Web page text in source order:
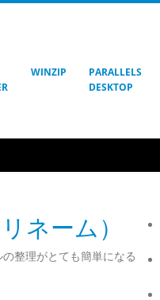
WINZIP
PARALLELS
DESKTOP
ネーム）
整理がとても簡単になる